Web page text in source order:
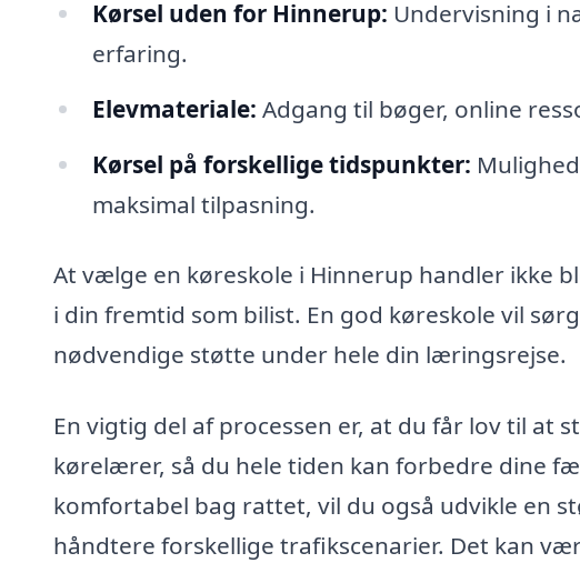
Kørsel uden for Hinnerup: Undervisning i
erfaring.
Elevmateriale: Adgang til bøger, online
Kørsel på forskellige tidspunkter:
maksimal tilpasning.
At vælge en køreskole i Hinnerup handler ikke
i din fremtid som bilist. En god køreskole vil
nødvendige støtte under hele din læringsrejse.
En vigtig del af processen er, at du får lov til at
kørelærer, så du hele tiden kan forbedre dine
komfortabel bag rattet, vil du også udvikle en
håndtere forskellige trafikscenarier. Det kan